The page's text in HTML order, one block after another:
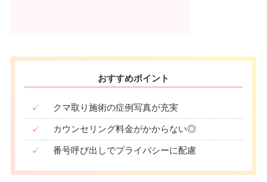
おすすめポイント
✓ クマ取り施術の症例写真が充実
✓ カウンセリング料金がかからない◎
✓ 番号呼び出しでプライバシーに配慮